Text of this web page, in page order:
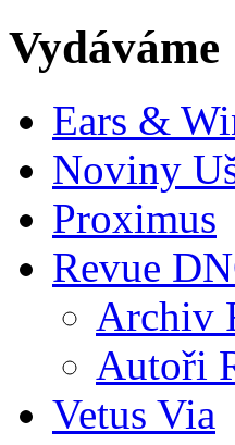
Vydáváme
Ears &
Noviny
Proximus
Revue
Archiv
Autoři
Vetus Via